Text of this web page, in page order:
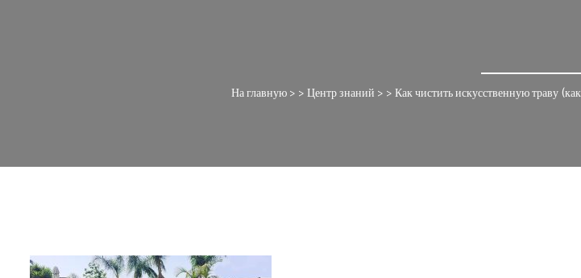
На главную> > Центр знаний > > Как чистить искусственную траву